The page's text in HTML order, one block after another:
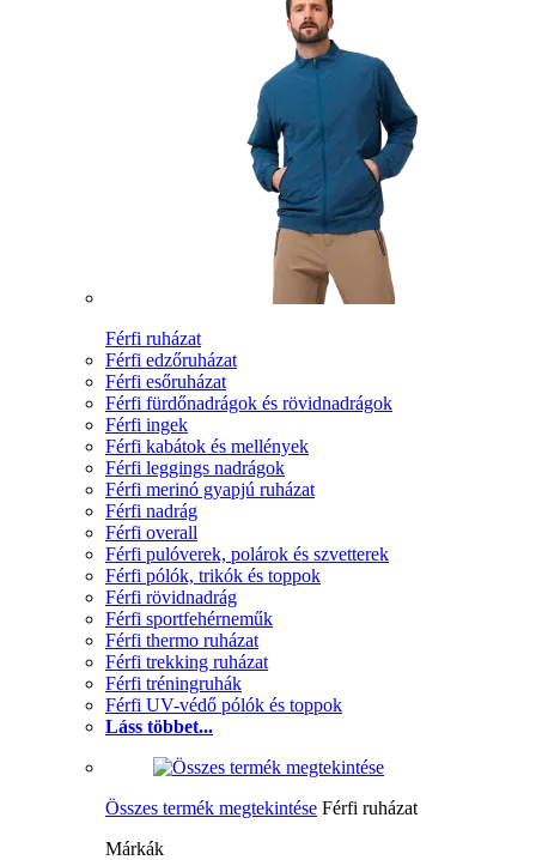
Férfi ruházat
Férfi edzőruházat
Férfi esőruházat
Férfi fürdőnadrágok és rövidnadrágok
Férfi ingek
Férfi kabátok és mellények
Férfi leggings nadrágok
Férfi merinó gyapjú ruházat
Férfi nadrág
Férfi overall
Férfi pulóverek, polárok és szvetterek
Férfi pólók, trikók és toppok
Férfi rövidnadrág
Férfi sportfehérneműk
Férfi thermo ruházat
Férfi trekking ruházat
Férfi tréningruhák
Férfi UV-védő pólók és toppok
Láss többet...
Összes termék megtekintése Férfi ruházat
Márkák